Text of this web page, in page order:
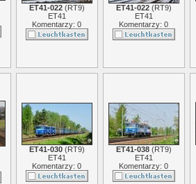
ET41-022(RT9)
ET41
Komentarzy: 0
ET41-022(RT9)
ET41
Komentarzy: 0
ET41-030(RT9)
ET41
Komentarzy: 0
ET41-038(RT9)
ET41
Komentarzy: 0